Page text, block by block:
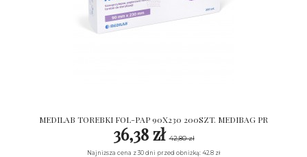
MEDILAB TOREBKI FOL-PAP 90X230 200SZT. MEDIBAG PR
36,38 zł42,80 zł
Najniższa cena z 30 dni przed obniżką: 42.8 zł